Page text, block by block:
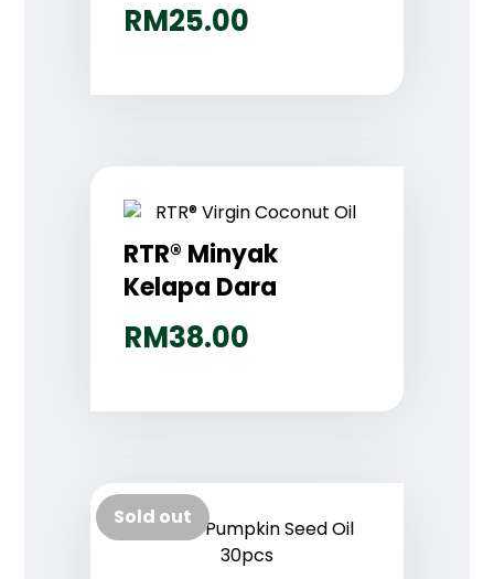
RM25.00
RTR® Minyak
Kelapa Dara
RM38.00
Sold out